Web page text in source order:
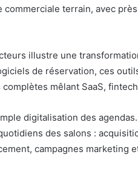
terrain, avec
illustre une
de réservation, ces
mêlant SaaS,
digitalisation des
des salons :
campagnes marketing